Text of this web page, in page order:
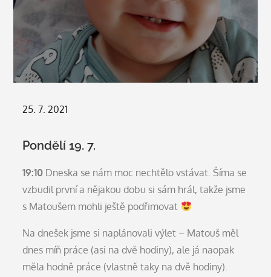
Posted
25. 7. 2021
Pondělí 19. 7.
19:10 Dneska se nám moc nechtělo vstávat. Šíma se
vzbudil první a nějakou dobu si sám hrál, takže jsme
s Matoušem mohli ještě podřimovat
Na dnešek jsme si naplánovali výlet – Matouš měl
dnes míň práce (asi na dvě hodiny), ale já naopak
měla hodně práce (vlastně taky na dvě hodiny).